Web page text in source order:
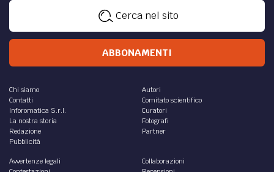
Cerca nel sito
ABBONAMENTI
Chi siamo
Contatti
Inforomatica S.r.l.
La nostra storia
Redazione
Pubblicità
Autori
Comitato scientifico
Curatori
Fotografi
Partner
Avvertenze legali
Collaborazioni